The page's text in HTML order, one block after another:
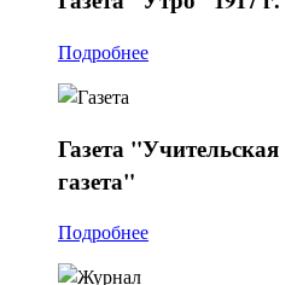
Подробнее
Газета "Учительская
газета"
Подробнее